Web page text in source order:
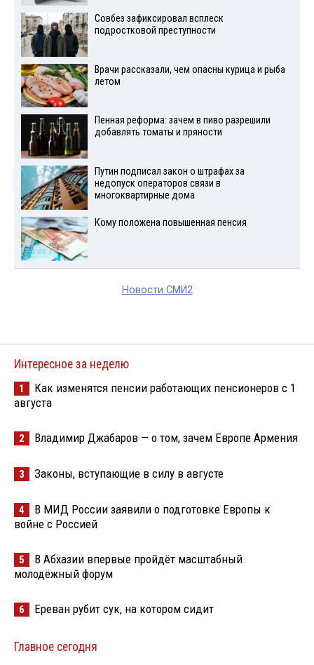
Совбез зафиксировал всплеск
подростковой преступности
Врачи рассказали, чем опасны курица и рыба
летом
Пенная реформа: зачем в пиво разрешили
добавлять томаты и пряности
Путин подписал закон о штрафах за
недопуск операторов связи в
многоквартирные дома
Кому положена повышенная пенсия
Новости СМИ2
Интересное за неделю
1
Как изменятся пенсии работающих пенсионеров с 1
августа
2 Владимир Джабаров — о том, зачем Европе Армения
3 Законы, вступающие в силу в августе
4
В МИД России заявили о подготовке Европы к
войне с Россией
5
В Абхазии впервые пройдёт масштабный
молодёжный форум
6 Ереван рубит сук, на котором сидит
Главное сегодня